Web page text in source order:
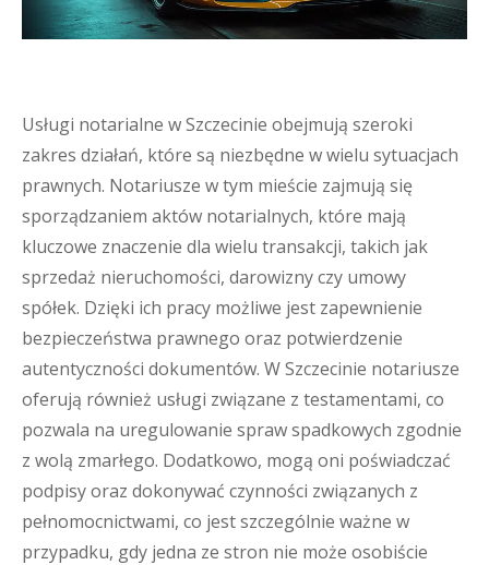
Usługi notarialne w Szczecinie obejmują szeroki
zakres działań, które są niezbędne w wielu sytuacjach
prawnych. Notariusze w tym mieście zajmują się
sporządzaniem aktów notarialnych, które mają
kluczowe znaczenie dla wielu transakcji, takich jak
sprzedaż nieruchomości, darowizny czy umowy
spółek. Dzięki ich pracy możliwe jest zapewnienie
bezpieczeństwa prawnego oraz potwierdzenie
autentyczności dokumentów. W Szczecinie notariusze
oferują również usługi związane z testamentami, co
pozwala na uregulowanie spraw spadkowych zgodnie
z wolą zmarłego. Dodatkowo, mogą oni poświadczać
podpisy oraz dokonywać czynności związanych z
pełnomocnictwami, co jest szczególnie ważne w
przypadku, gdy jedna ze stron nie może osobiście